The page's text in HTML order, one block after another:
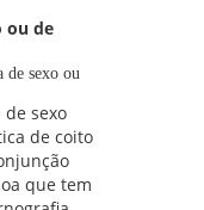
ou de
de sexo ou
sexo
de coito
que tem